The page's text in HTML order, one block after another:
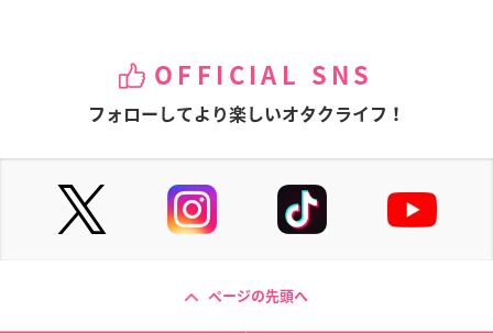
OFFICIAL SNS
フォローしてより楽しいオタクライフ！
ページの先頭へ